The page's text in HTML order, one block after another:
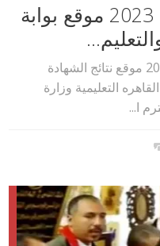
نتيجة اعدادية القاهرة 2023 موقع بوابة
نتيجة اعدادية محافظة القاهرة 2023 موقع نتائج الشهادة
التعليمية وزارة
ا...